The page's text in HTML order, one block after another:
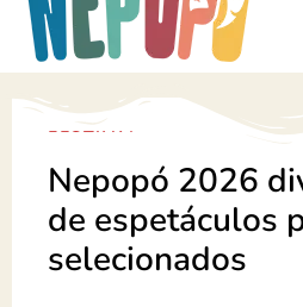
FESTIVAL
Nepopó 2026
de espetáculos
selecionados